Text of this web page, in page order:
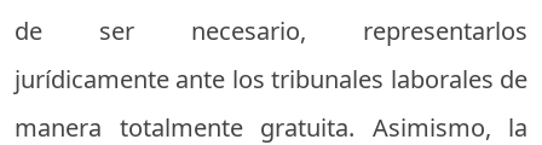
de ser necesario, representarlos
jurídicamente ante los tribunales laborales de
manera totalmente gratuita. Asimismo, la